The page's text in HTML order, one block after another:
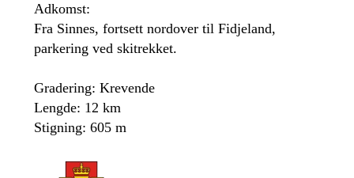
Adkomst:
Fra Sinnes, fortsett nordover til Fidjeland,
parkering ved skitrekket.
Gradering: Krevende
Lengde: 12 km
Stigning: 605 m